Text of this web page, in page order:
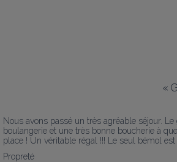
«
Nous avons passé un très agréable séjour.
boulangerie et une très bonne boucherie à
place ! Un véritable régal !!! Le seul bémol
Propreté